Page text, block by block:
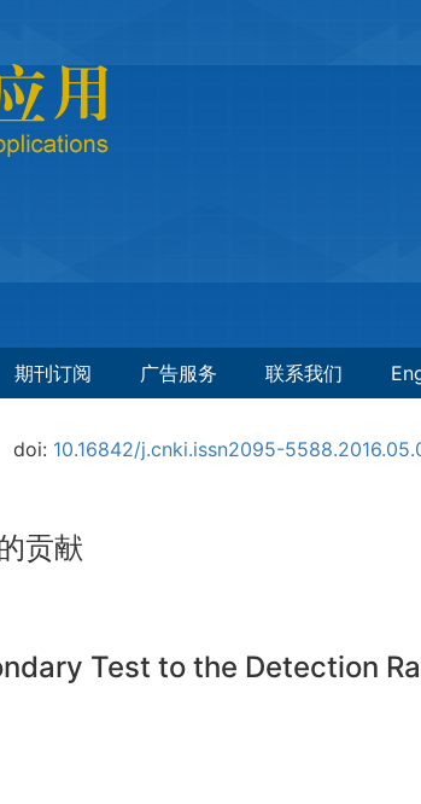
期刊订阅 广告服务 联系我们
doi: 10.16842/j.cnki.issn2095-
贡献
Test to the Detection